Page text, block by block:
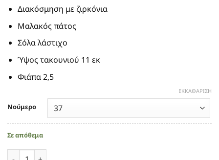
89.00€.
Διακόσμηση με ζιρκόνια
Μαλακός πάτος
Σόλα λάστιχο
Ύψος τακουνιού 11 εκ
Φιάπα 2,5
Νούμερο
ΕΚΚΑΘΆΡΙΣΗ
Σε απόθεμα
ΣΑΤΕΝ ΠΕΔΙΛΑ ΜENBUR 21602 BUGANVILLAI ποσότητα